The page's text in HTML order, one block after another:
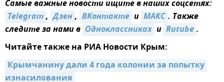
Самые важные новости ищите в наших соцсетях:
Telegram, Дзен, ВКонтакте и MAКС. Также
следите за нами в Одноклассниках и Rutube.
Читайте также на РИА Новости Крым:
Крымчанину дали 4 года колонии за попытку
изнасилования